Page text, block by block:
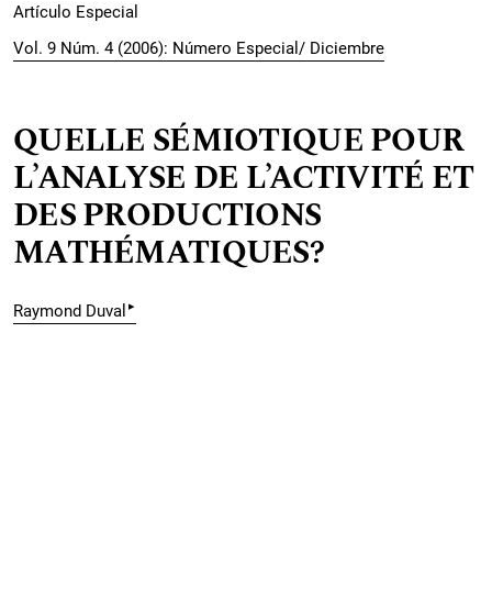
Artículo Especial
Vol. 9 Núm. 4 (2006): Número Especial/ Diciembre
QUELLE SÉMIOTIQUE POUR
L’ANALYSE DE L’ACTIVITÉ ET
DES PRODUCTIONS
MATHÉMATIQUES?
Raymond Duval ▸